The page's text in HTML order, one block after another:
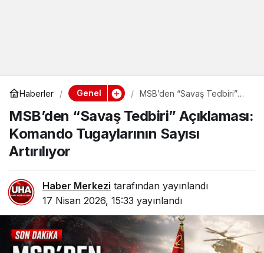
Haberler Genel
MSB’den “Savaş Tedbiri”
Tugaylarının Sayısı Artırılıyor
MSB’den “Savaş Tedbiri” Açıklaması:
Komando Tugaylarının Sayısı
Artırılıyor
Haber Merkezi tarafından yayınlandı
17 Nisan 2026, 15:33 yayınlandı